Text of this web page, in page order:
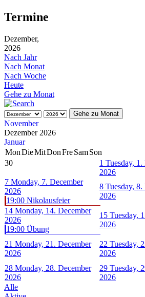
Termine
Dezember,
2026
Nach Jahr
Nach Monat
Nach Woche
Heute
Gehe zu Monat
Gehe zu Monat
November
Dezember 2026
Januar
MonDieMitDonFreSamSon
30
1 Tuesday, 1.
2026
7 Monday, 7. December
2026
19:00 Nikolausfeier
8 Tuesday, 8.
2026
14 Monday, 14. December
2026
19:00 Übung
15 Tuesday,
2026
21 Monday, 21. December
2026
22 Tuesday,
2026
28 Monday, 28. December
2026
29 Tuesday,
2026
Alle